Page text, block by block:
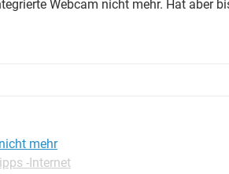
Webcam nicht mehr. Hat aber
mehr
-Internet